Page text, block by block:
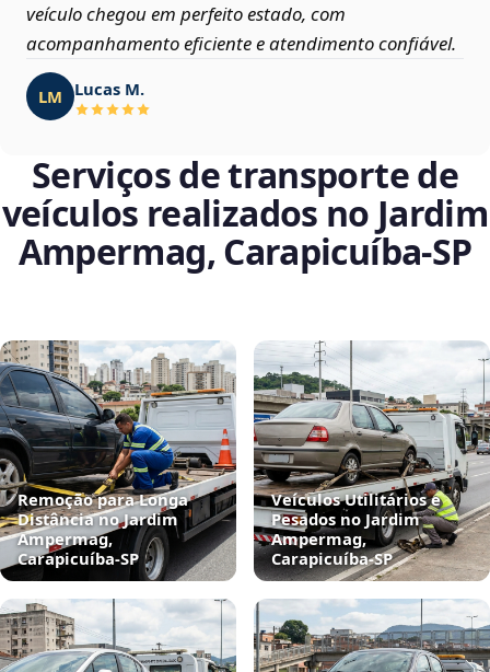
veículo chegou em perfeito estado, com
acompanhamento eficiente e atendimento confiável.
LM Lucas M.
Serviços de transporte de
veículos realizados no Jardim
Ampermag, Carapicuíba‑SP
Remoção para Longa
Distância no Jardim
Ampermag,
Carapicuíba‑SP
Veículos Utilitários e
Pesados no Jardim
Ampermag,
Carapicuíba‑SP